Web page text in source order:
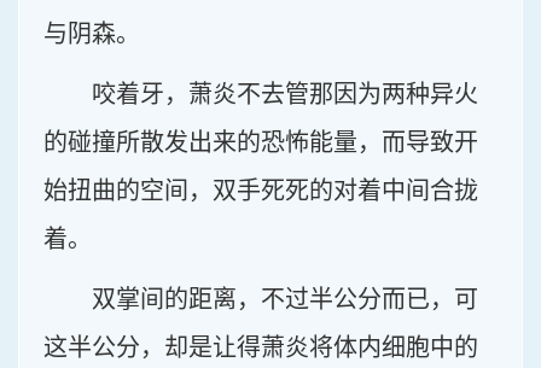
与阴森。
咬着牙，萧炎不去管那因为两种异火
的碰撞所散发出来的恐怖能量，而导致开
始扭曲的空间，双手死死的对着中间合拢
着。
双掌间的距离，不过半公分而已，可
这半公分，却是让得萧炎将体内细胞中的